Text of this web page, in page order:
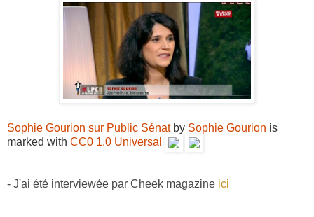
Sophie Gourion sur Public Sénat by Sophie Gourion is
marked with CC0 1.0 Universal
- J'ai été interviewée par Cheek magazine ici